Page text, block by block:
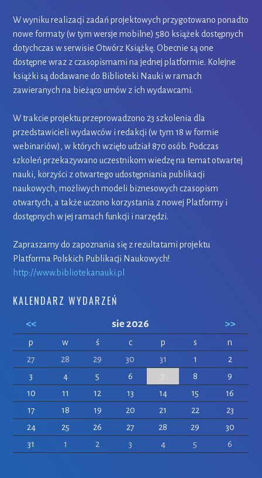
W wyniku realizacji zadań projektowych przygotowano ponadto
nowe formaty (w tym wersje mobilne) 580 książek dostępnych
dotychczas w serwisie Otwórz Książkę. Obecnie są one
dostępne wraz z czasopismami na jednej platformie. Kolejne
książki są dodawane do Biblioteki Nauki w ramach
zawieranych na bieżąco umów z ich wydawcami.
W trakcie projektu przeprowadzono 23 szkolenia dla
przedstawicieli wydawców i redakcji (w tym 18 w formie
webinariów), w których wzięło udział 870 osób. Podczas
szkoleń przekazywano uczestnikom wiedzę na temat otwartej
nauki, korzyści z otwartego udostępniania publikacji
naukowych, możliwych modeli biznesowych czasopism
otwartych, a także uczono korzystania z nowej​ Platformy​ ​i​
dostępnych​ ​w jej ramach​ funkcji​ i narzędzi.
Zapraszamy do zapoznania się z rezultatami projektu
Platforma Polskich Publikacji Naukowych!
http://www.bibliotekanauki.pl
KALENDARZ WYDARZEŃ
<< sie 2026 >>
p w ś c p s
n
27
28 29 30 31 1
2
3
4 5 6 7 8
9
10
11 12 13 14 15
16
17
18 19 20 21 22
23
24
25 26 27 28 29
30
31
1 2 3 4 5 6